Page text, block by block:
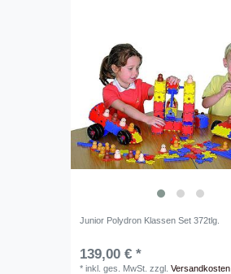
Junior Polydron Klassen Set 372tlg.
139,00 € *
*inkl. ges. MwSt. zzgl.Versandkosten